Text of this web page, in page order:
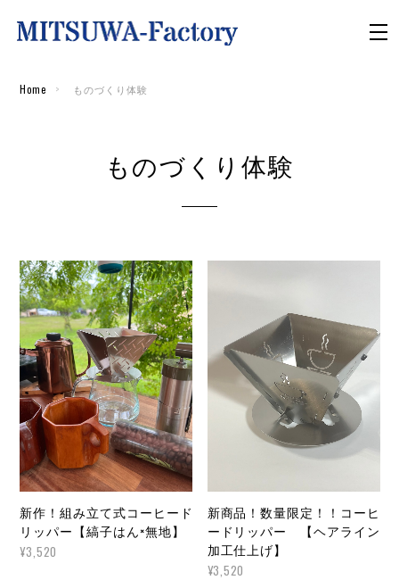
Home ものづくり体験
ものづくり体験
新作！組み立て式コーヒード
リッパー【縞子はん×無地】
¥3,520
新商品！数量限定！！コーヒ
ードリッパー 【ヘアライン
加工仕上げ】
¥3,520